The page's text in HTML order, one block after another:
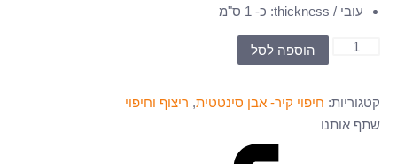
עובי / thickness
: כ- 1 ס"מ
כמות
001
-
הוספה לסל
קטגוריות: חיפוי קיר- אבן סינטטית, ריצוף וחיפוי
שתף אותנו